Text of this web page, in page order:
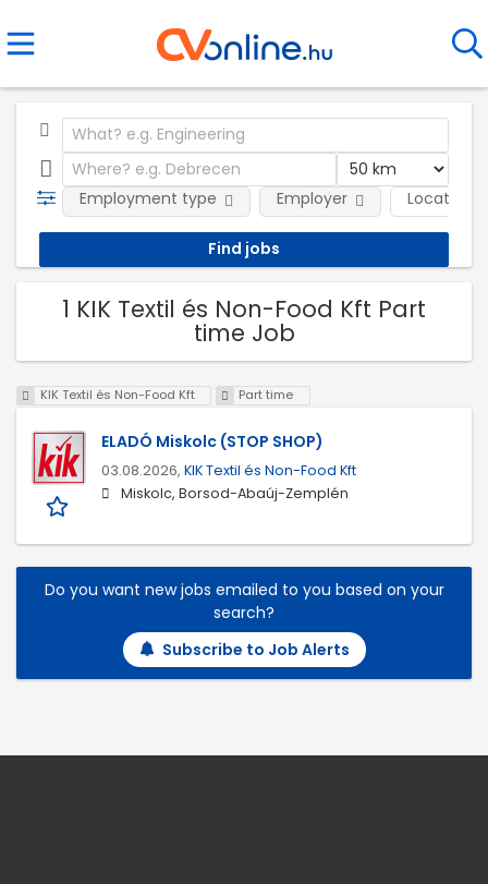
Employment type Employer Location
1 KIK Textil és Non-Food Kft Part
time Job
KIK Textil és Non-Food Kft Part time
ELADÓ Miskolc (STOP SHOP)
03.08.2026, KIK Textil és Non-Food Kft
Miskolc, Borsod-Abaúj-Zemplén
Do you want new jobs emailed to you based on your
search?
Subscribe to Job Alerts